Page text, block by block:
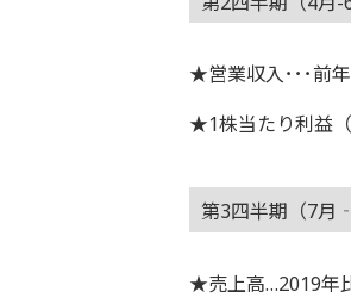
★営業収入･･･前
★1株当たり利益（
第3四半期（7月
★売上高…2019年